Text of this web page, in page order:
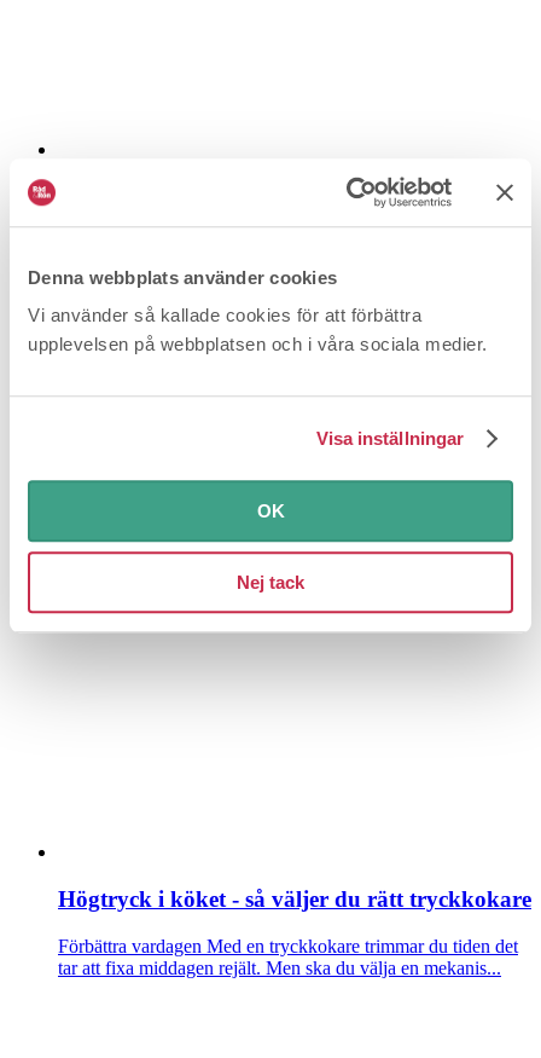
Denna webbplats använder cookies
Vi använder så kallade cookies för att förbättra
upplevelsen på webbplatsen och i våra sociala medier.
Visa inställningar
OK
Nej tack
4 livsmedel du inte ska stoppa i mikron
Ankarsrum: Fel på vispen
I vårt test av köksmaskiner fick Ankarsrums modell riktigt
låga betyg för sin (o)förmåga att visp...
Högtryck i köket - så väljer du rätt tryckkokare
Förbättra vardagen Med en tryckkokare trimmar du tiden det
tar att fixa middagen rejält. Men ska du välja en mekanis...